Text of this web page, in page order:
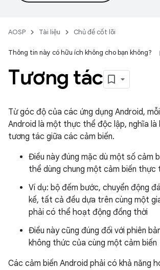
AOSP Tài liệu Chủ đề cốt lõi
Thông tin này có hữu ích không cho bạn không?
Tương tác
Từ góc độ của các ứng dụng Android,
Android là một thực thể độc lập, nghĩa là
tương tác giữa các cảm biến.
Điều này đúng mặc dù một số cảm
thể dùng chung một cảm biến thực
Ví dụ: bộ đếm bước, chuyển động
kế, tất cả đều dựa trên cùng một
phải có thể hoạt động đồng thời
Điều này cũng đúng đối với phiên
không thức của cùng một cảm biến
Các cảm biến Android phải có khả năng